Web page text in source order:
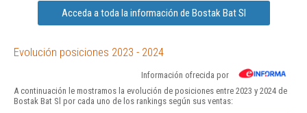
Acceda a toda la información de Bostak Bat Sl
Evolución posiciones 2023 - 2024
Información ofrecida por
A continuación le mostramos la evolución de posiciones entre 2023 y 2024 de
Bostak Bat Sl por cada uno de los rankings según sus ventas: